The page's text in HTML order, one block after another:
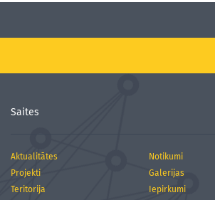
Saites
Aktualitātes
Notikumi
Projekti
Galerijas
Teritorija
Iepirkumi